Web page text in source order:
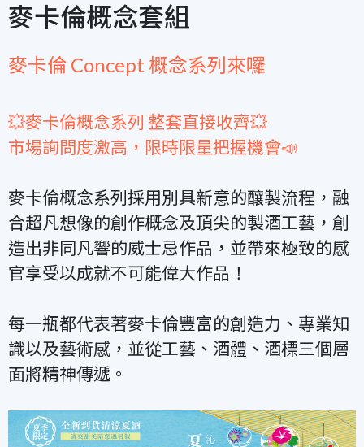
麥卡倫概念套組
麥卡倫 Concept 概念系列來囉
💥麥卡倫概念系列 整套直接收齊💥
市場詢問度激高，限時限量把握機會📣
麥卡倫概念系列採用別具新意的釀製流程，融
合超凡想像的創作概念及頂尖的製酒工藝，創
造出非同凡響的威士忌作品，並帶來極致的感
官享受以成就不可能偉大作品！
每一瓶都代表著麥卡倫豐富的創造力、專業知
識以及藝術感，並從工藝、酒體、酒標三個層
面將精神傳遞。